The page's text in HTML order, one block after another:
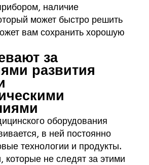
наличие
может быстро решить
вам сохранить хорошую
за
развития
оборудования
в ней постоянно
технологии и продукты.
не следят за этими